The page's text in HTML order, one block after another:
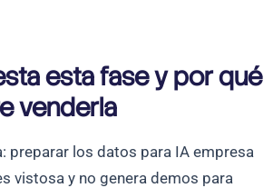
esta fase y por qué
venderla
preparar los datos para IA empresa
vistosa y no genera demos para